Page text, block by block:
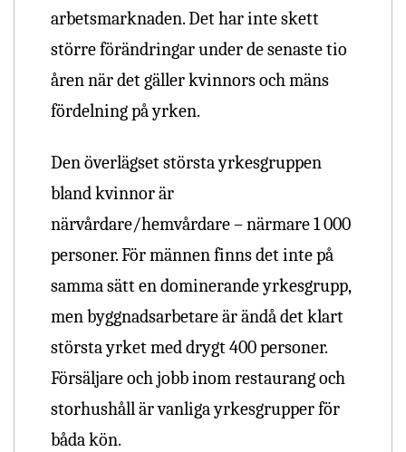
arbetsmarknaden. Det har inte skett
större förändringar under de senaste tio
åren när det gäller kvinnors och mäns
fördelning på yrken.
Den överlägset största yrkesgruppen
bland kvinnor är
närvårdare/hemvårdare – närmare 1 000
personer. För männen finns det inte på
samma sätt en dominerande yrkesgrupp,
men byggnadsarbetare är ändå det klart
största yrket med drygt 400 personer.
Försäljare och jobb inom restaurang och
storhushåll är vanliga yrkesgrupper för
båda kön.